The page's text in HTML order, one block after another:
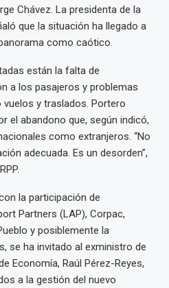
Chávez. La presidenta de la
que la situación ha llegado a
como caótico.
están la falta de
a los pasajeros y problemas
y traslados. Portero
el abandono que, según indicó,
como extranjeros. “No
adecuada. Es un desorden”,
la participación de
Partners (LAP), Corpac,
y posiblemente la
se ha invitado al exministro de
Economía, Raúl Pérez-Reyes,
a la gestión del nuevo